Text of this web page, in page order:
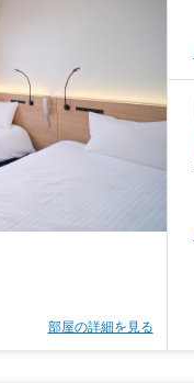
部屋の詳細を見る